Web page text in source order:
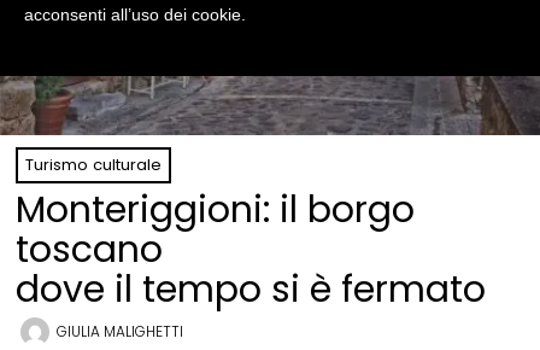
Turismo culturale
Monteriggioni: il borgo
toscano
dove il tempo si è fermato
GIULIA MALIGHETTI
acconsenti all’uso dei cookie.